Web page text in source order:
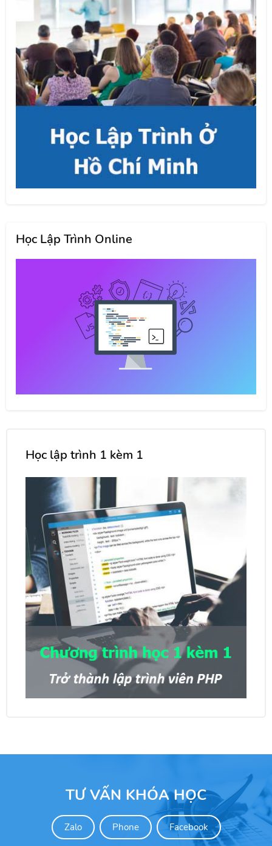
Học Lập Trình Online
Học lập trình 1 kèm 1
TƯ VẤN KHÓA HỌC
Zalo Phone Facebook